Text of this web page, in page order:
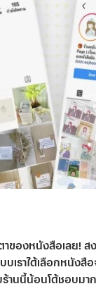
าของหนังสือเลย!
เราได้เลือกหนั
านนี้น้อนโด้ชอบมา